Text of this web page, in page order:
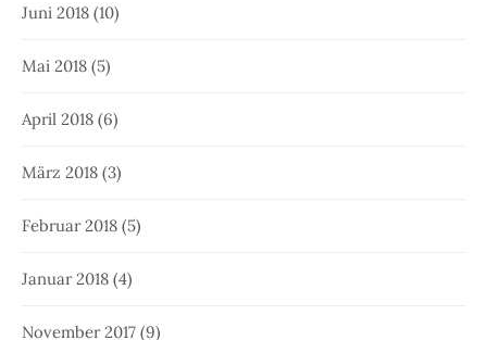
Juni 2018 (10)
Mai 2018 (5)
April 2018 (6)
März 2018 (3)
Februar 2018 (5)
Januar 2018 (4)
November 2017 (9)